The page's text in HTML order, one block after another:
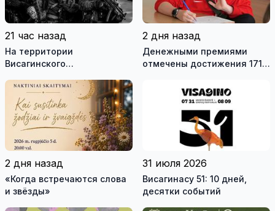
21 час назад
На территории
Висагинского
международные
антитеррористические
учения «Baltic Shadow»
2 дня назад
Денежными премиями
отмечены достижения 171
трех педагогов
2 дня назад
«Когда встречаются слова
и звёзды»
31 июля 2026
Висагинасу 51: 10 дней,
десятки событий